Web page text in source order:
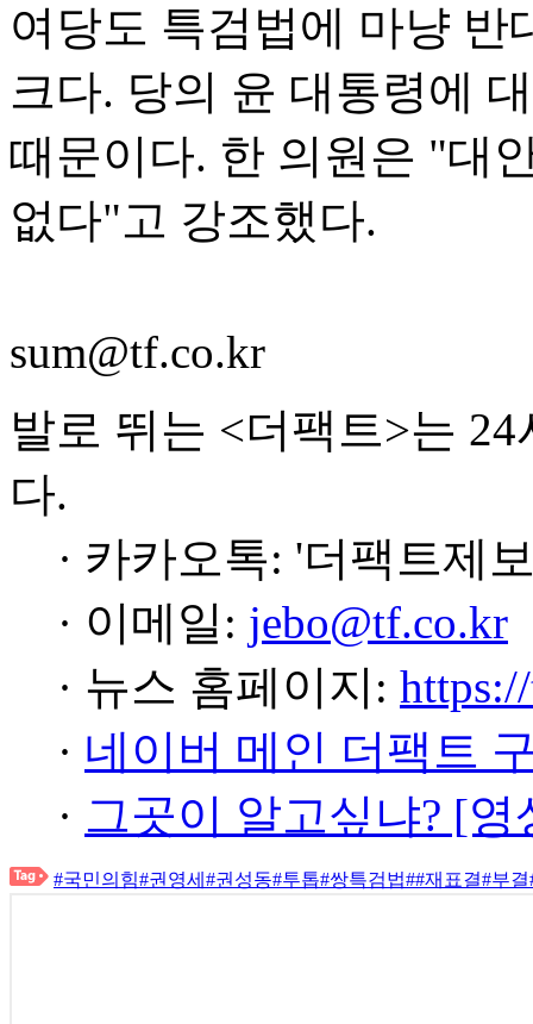
여당도 특검법에 마냥 반
크다. 당의 윤 대통령에
때문이다. 한 의원은 "대
없다"고 강조했다.
sum@tf.co.kr
발로 뛰는 <더팩트>는
다.
· 카카오톡: '더팩트제
· 이메일: jebo@tf.co.kr
· 뉴스 홈페이지:
· 네이버 메인 더팩트
· 그곳이 알고싶냐? [
#국민의힘#권영세 #권성동#투톱#쌍특검법##재표결#부결